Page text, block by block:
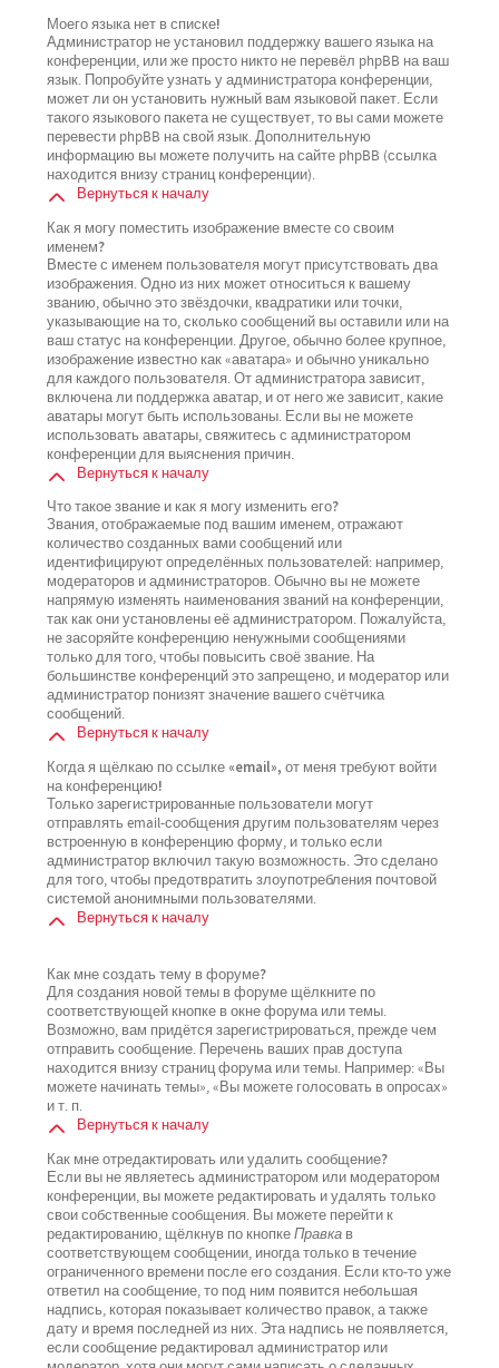
Моего языка нет в списке!
Администратор не установил поддержку вашего языка на
конференции, или же просто никто не перевёл phpBB на ваш
язык. Попробуйте узнать у администратора конференции,
может ли он установить нужный вам языковой пакет. Если
такого языкового пакета не существует, то вы сами можете
перевести phpBB на свой язык. Дополнительную
информацию вы можете получить на сайте phpBB (ссылка
находится внизу страниц конференции).
Вернуться к началу
Как я могу поместить изображение вместе со своим
именем?
Вместе с именем пользователя могут присутствовать два
изображения. Одно из них может относиться к вашему
званию, обычно это звёздочки, квадратики или точки,
указывающие на то, сколько сообщений вы оставили или на
ваш статус на конференции. Другое, обычно более крупное,
изображение известно как «аватара» и обычно уникально
для каждого пользователя. От администратора зависит,
включена ли поддержка аватар, и от него же зависит, какие
аватары могут быть использованы. Если вы не можете
использовать аватары, свяжитесь с администратором
конференции для выяснения причин.
Вернуться к началу
Что такое звание и как я могу изменить его?
Звания, отображаемые под вашим именем, отражают
количество созданных вами сообщений или
идентифицируют определённых пользователей: например,
модераторов и администраторов. Обычно вы не можете
напрямую изменять наименования званий на конференции,
так как они установлены её администратором. Пожалуйста,
не засоряйте конференцию ненужными сообщениями
только для того, чтобы повысить своё звание. На
большинстве конференций это запрещено, и модератор или
администратор понизят значение вашего счётчика
сообщений.
Вернуться к началу
Когда я щёлкаю по ссылке «email», от меня требуют войти
на конференцию!
Только зарегистрированные пользователи могут
отправлять email-сообщения другим пользователям через
встроенную в конференцию форму, и только если
администратор включил такую возможность. Это сделано
для того, чтобы предотвратить злоупотребления почтовой
системой анонимными пользователями.
Вернуться к началу
Как мне создать тему в форуме?
Для создания новой темы в форуме щёлкните по
соответствующей кнопке в окне форума или темы.
Возможно, вам придётся зарегистрироваться, прежде чем
отправить сообщение. Перечень ваших прав доступа
находится внизу страниц форума или темы. Например: «Вы
можете начинать темы», «Вы можете голосовать в опросах»
и т. п.
Вернуться к началу
Как мне отредактировать или удалить сообщение?
Если вы не являетесь администратором или модератором
конференции, вы можете редактировать и удалять только
свои собственные сообщения. Вы можете перейти к
редактированию, щёлкнув по кнопкеПравкав
соответствующем сообщении, иногда только в течение
ограниченного времени после его создания. Если кто-то уже
ответил на сообщение, то под ним появится небольшая
надпись, которая показывает количество правок, а также
дату и время последней из них. Эта надпись не появляется,
если сообщение редактировал администратор или